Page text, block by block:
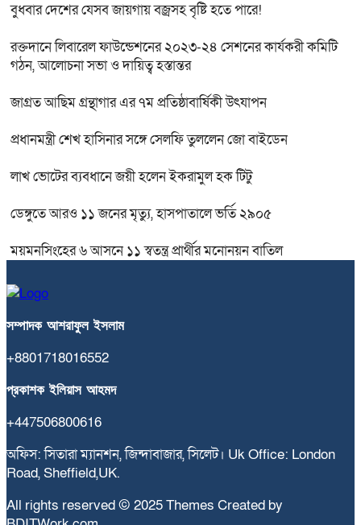
বুধবার দেশের যেসব জায়গায় বজ্রসহ বৃষ্টি হতে পারে!
রক্তদানে লিবারেল ফাউন্ডেশনের ২০২৩-২৪ সেশনের কার্যকরী কমিটি
গঠন, আলোচনা সভা ও দায়িত্ব হস্তান্তর
জাগ্রত আছিম গ্রন্থাগার এর ৭ম প্রতিষ্ঠাবার্ষিকী উৎযাপন
প্রধানমন্ত্রী শেখ হাসিনার সঙ্গে সেলফি তুললেন জো বাইডেন
লাখ ভোটের ব্যবধানে জয়ী হলেন ইকরামুল হক টিটু
ডেঙ্গুতে আরও ১১ জনের মৃত্যু, হাসপাতালে ভর্তি ২৯০৫
ময়মনসিংহের ৬ আসনে ১১ স্বতন্ত্র প্রার্থীর মনোনয়ন বাতিল
সম্পাদক আশরাফুল ইসলাম
+8801718016552
প্রকাশক ইলিয়াস আহমদ
+447506800616
অফিস: সিতারা ম্যানশন, জিন্দাবাজার, সিলেট। Uk Office: London
Road, Sheffield,UK.
All rights reserved © 2025 Themes Created by